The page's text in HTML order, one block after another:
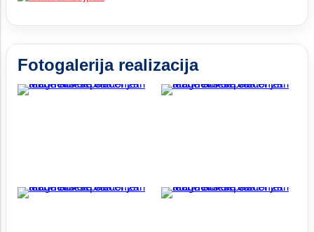
Fotogalerija realizacija